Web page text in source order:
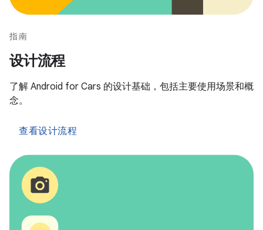
指南
设计流程
了解 Android for Cars 的设计基础，包括主要使用场景和概
念。
查看设计流程